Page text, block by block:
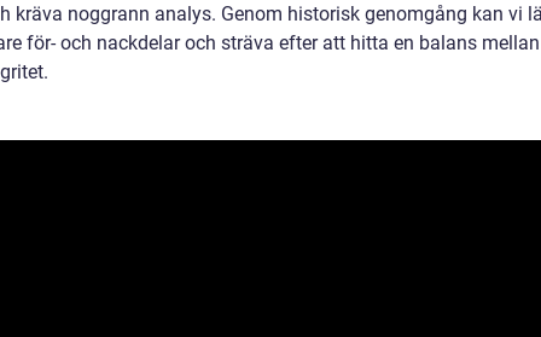
kräva noggrann analys. Genom historisk genomgång kan vi
för- och nackdelar och sträva efter att hitta en balans